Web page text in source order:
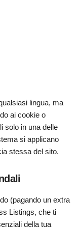
lingua, ma
ai cookie o
solo in una delle
si applicano
stessa del sito.
(pagando un extra
Listings, che ti
della tua